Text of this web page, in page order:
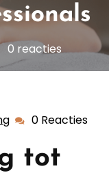
0 reacties
>> Ontdek
0 Reacties
tot